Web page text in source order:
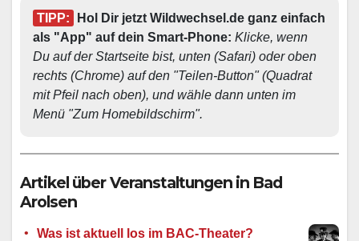
TIPP:
Hol Dir jetzt Wildwechsel.de ganz einfach
als "App" auf dein Smart-Phone: Klicke, wenn
Du auf der Startseite bist, unten (Safari) oder oben
rechts (Chrome) auf den "Teilen-Button" (Quadrat
mit Pfeil nach oben), und wähle dann unten im
Menü "Zum Homebildschirm".
Artikel über Veranstaltungen in Bad
Arolsen
Was ist aktuell los im BAC-Theater?